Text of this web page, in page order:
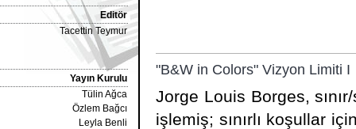
Editör
Tacettin Teymur
Yayın Kurulu
Tülin Ağca
Özlem Bağcı
Leyla Benli
"B&W in Colors" Vizyon Limiti I
Jorge Louis Borges,
işlemiş; sınırlı koşullar